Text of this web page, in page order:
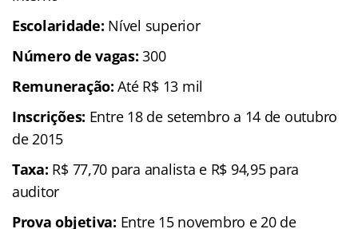
Escolaridade: Nível superior
Número de vagas: 300
Remuneração: Até R$ 13 mil
Inscrições: Entre 18 de setembro a 14 de outubro
de 2015
Taxa: R$ 77,70 para analista e R$ 94,95 para
auditor
Prova objetiva: Entre 15 novembro e 20 de